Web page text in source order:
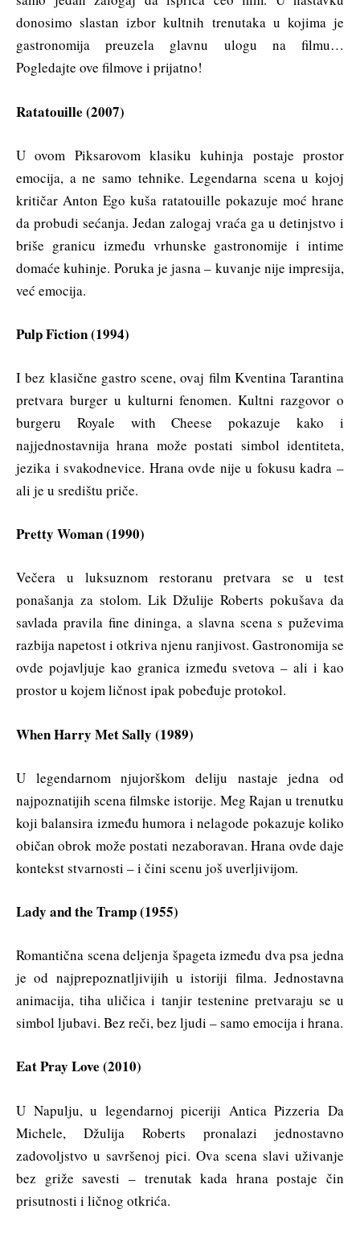
donosimo slastan izbor kultnih trenutaka u kojima je
gastronomija preuzela glavnu ulogu na filmu…
Pogledajte ove filmove i prijatno!
Ratatouille (2007)
U ovom Piksarovom klasiku kuhinja postaje prostor
emocija, a ne samo tehnike. Legendarna scena u kojoj
kritičar Anton Ego kuša ratatouille pokazuje moć hrane
da probudi sećanja. Jedan zalogaj vraća ga u detinjstvo i
briše granicu između vrhunske gastronomije i intime
domaće kuhinje. Poruka je jasna – kuvanje nije impresija,
već emocija.
Pulp Fiction (1994)
I bez klasične gastro scene, ovaj film Kventina Tarantina
pretvara burger u kulturni fenomen. Kultni razgovor o
burgeru Royale with Cheese pokazuje kako i
najjednostavnija hrana može postati simbol identiteta,
jezika i svakodnevice. Hrana ovde nije u fokusu kadra –
ali je u središtu priče.
Pretty Woman (1990)
Večera u luksuznom restoranu pretvara se u test
ponašanja za stolom. Lik Džulije Roberts pokušava da
savlada pravila fine dininga, a slavna scena s puževima
razbija napetost i otkriva njenu ranjivost. Gastronomija se
ovde pojavljuje kao granica između svetova – ali i kao
prostor u kojem ličnost ipak pobeđuje protokol.
When Harry Met Sally (1989)
U legendarnom njujorškom deliju nastaje jedna od
najpoznatijih scena filmske istorije. Meg Rajan u trenutku
koji balansira između humora i nelagode pokazuje koliko
običan obrok može postati nezaboravan. Hrana ovde daje
kontekst stvarnosti – i čini scenu još uverljivijom.
Lady and the Tramp (1955)
Romantična scena deljenja špageta između dva psa jedna
je od najprepoznatljivijih u istoriji filma. Jednostavna
animacija, tiha uličica i tanjir testenine pretvaraju se u
simbol ljubavi. Bez reči, bez ljudi – samo emocija i hrana.
Eat Pray Love (2010)
U Napulju, u legendarnoj piceriji Antica Pizzeria Da
Michele, Džulija Roberts pronalazi jednostavno
zadovoljstvo u savršenoj pici. Ova scena slavi uživanje
bez griže savesti – trenutak kada hrana postaje čin
prisutnosti i ličnog otkrića.